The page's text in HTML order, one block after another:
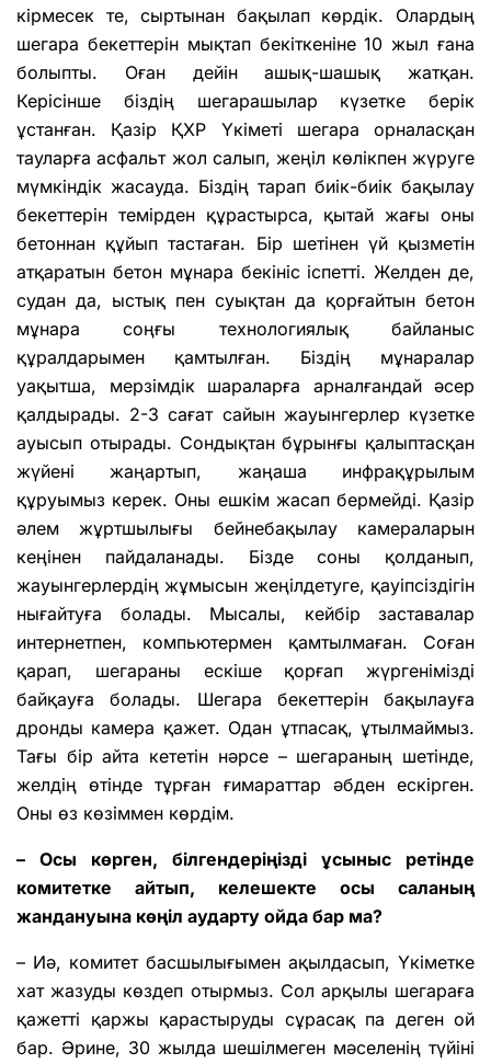
кірмесек те, сыртынан бақылап көрдік. Олардың
шегара бекеттерін мықтап бекіткеніне 10 жыл ғана
болыпты. Оған дейін ашық-шашық жатқан.
Керісінше біздің шегарашылар күзетке берік
ұстанған. Қазір ҚХР Үкіметі шегара орналасқан
тауларға асфальт жол салып, жеңіл көлікпен жүруге
мүмкіндік жасауда. Біздің тарап биік-биік бақылау
бекеттерін темірден құрастырса, қытай жағы оны
бетоннан құйып тастаған. Бір шетінен үй қызметін
атқаратын бетон мұнара бекініс іспетті. Желден де,
судан да, ыстық пен суықтан да қорғайтын бетон
мұнара соңғы технологиялық байланыс
құралдарымен қамтылған. Біздің мұнаралар
уақытша, мерзімдік шараларға арналғандай әсер
қалдырады. 2-3 сағат сайын жауынгерлер күзетке
ауысып отырады. Сондықтан бұрынғы қалыптасқан
жүйені жаңартып, жаңаша инфрақұрылым
құруымыз керек. Оны ешкім жасап бермейді. Қазір
әлем жұртшылығы бейнебақылау камераларын
кеңінен пайдаланады. Бізде соны қолданып,
жауынгерлердің жұмысын жеңілдетуге, қауіпсіздігін
нығайтуға болады. Мысалы, кейбір заставалар
интернетпен, компьютермен қамтылмаған. Соған
қарап, шегараны ескіше қорғап жүргенімізді
байқауға болады. Шегара бекеттерін бақылауға
дронды камера қажет. Одан ұтпасақ, ұтылмаймыз.
Тағы бір айта кететін нәрсе – шегараның шетінде,
желдің өтінде тұрған ғимараттар әбден ескірген.
Оны өз көзіммен көрдім.
– Осы көрген, білгендеріңізді ұсыныс ретінде
комитетке айтып, келешекте осы саланың
жандануына көңіл аударту ойда бар ма?
– Иә, комитет басшылығымен ақылдасып, Үкіметке
хат жазуды көздеп отырмыз. Сол арқылы шегараға
қажетті қаржы қарастыруды сұрасақ па деген ой
бар. Әрине, 30 жылда шешілмеген мәселенің түйіні